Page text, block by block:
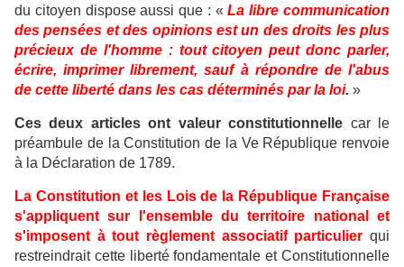
du citoyen dispose aussi que : «La libre communication
des pensées et des opinions est un des droits les plus
précieux de l'homme : tout citoyen peut donc parler,
écrire, imprimer librement, sauf à répondre de l'abus
de cette liberté dans les cas déterminés par la loi. »
Ces deux articles ont valeur constitutionnelle car le
préambule de la Constitution de la Ve République renvoie
à la Déclaration de 1789.
La Constitution et les Lois de la République Française
s'appliquent sur l'ensemble du territoire national et
s'imposent à tout règlement associatif particulier qui
restreindrait cette liberté fondamentale et Constitutionnelle